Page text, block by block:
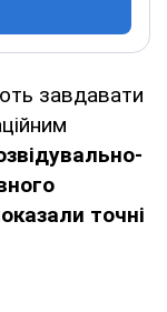
завдавати
точні